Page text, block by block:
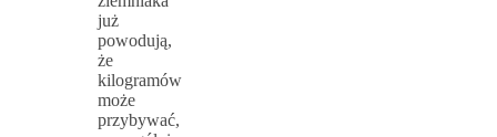
już
powodują,
że
kilogramów
może
przybywać,